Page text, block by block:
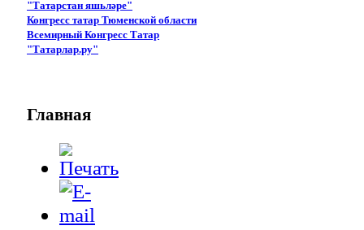
"Татарстан яшьләре"
Конгресс татар Тюменской области
Всемирный Конгресс Татар
"Татарлар.ру"
Главная